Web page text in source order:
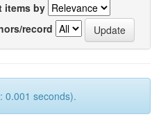
items by
record
0.001 seconds).